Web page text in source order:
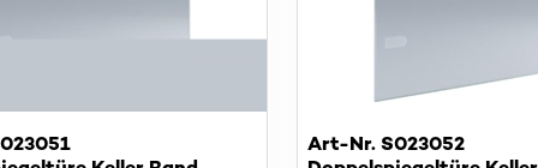
Art-Nr. S023052